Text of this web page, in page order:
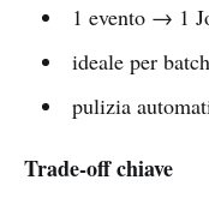
1 evento → 1
ideale per
pulizia
Trade-off chiave